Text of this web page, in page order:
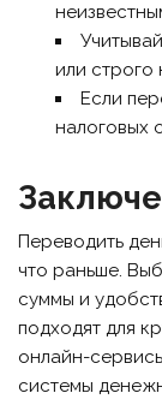
или
Если
налоговых
Переводить
что раньше.
суммы и
подходят для
онлайн-
системы